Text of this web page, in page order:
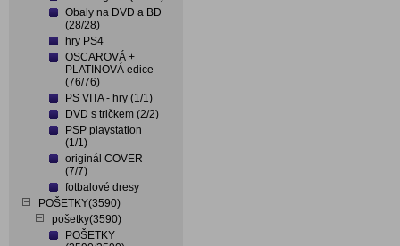
Obaly na DVD a BD
(28/28)
hry PS4
OSCAROVÁ +
PLATINOVÁ edice
(76/76)
PS VITA - hry (1/1)
DVD s tričkem (2/2)
PSP playstation
(1/1)
originál COVER
(7/7)
fotbalové dresy
POŠETKY(3590)
pošetky(3590)
POŠETKY